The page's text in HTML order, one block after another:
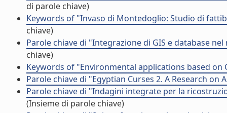
di parole chiave)
Keywords of "Invaso di Montedoglio: Studio di
chiave)
Parole chiave di "Integrazione di GIS e database
chiave)
Keywords of "Environmental applications based on
Parole chiave di "Egyptian Curses 2. A Research on
Parole chiave di "Indagini integrate per la
(Insieme di parole chiave)